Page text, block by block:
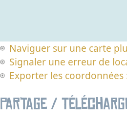
Naviguer sur une carte
Signaler une erreur de
Exporter les coordonnées
Partage /